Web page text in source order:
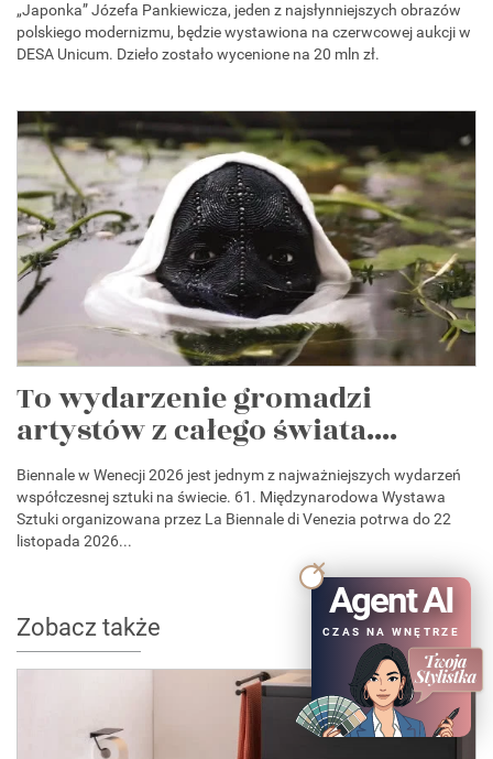
„Japonka” Józefa Pankiewicza, jeden z najsłynniejszych obrazów
polskiego modernizmu, będzie wystawiona na czerwcowej aukcji w
DESA Unicum. Dzieło zostało wycenione na 20 mln zł.
To wydarzenie gromadzi
artystów z całego świata....
Biennale w Wenecji 2026 jest jednym z najważniejszych wydarzeń
współczesnej sztuki na świecie. 61. Międzynarodowa Wystawa
Sztuki organizowana przez La Biennale di Venezia potrwa do 22
listopada 2026...
Zobacz także
Agent AI
CZAS NA WNĘTRZE